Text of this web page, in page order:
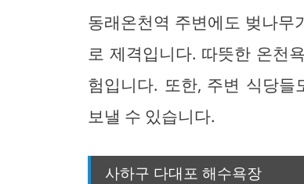
동래온천역 주변에도 벚나무
로 제격입니다. 따뜻한 온천
험입니다. 또한, 주변 식당
보낼 수 있습니다.
사하구 다대포 해수욕장